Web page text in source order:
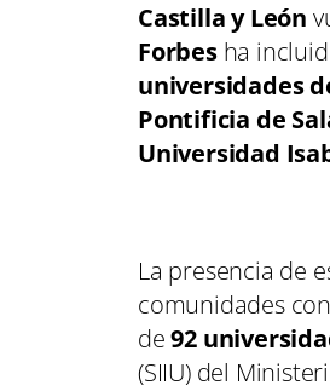
Castilla y León
Forbesha
universidades
Pontificia de
Universidad
La presencia de
comunidades
de92
(SIIU) del